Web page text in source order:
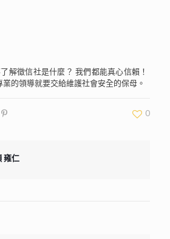
解徵信社是什麼？ 我們都能真心信賴！
的領導就要交給維護社會安全的保母。
0
雍仁